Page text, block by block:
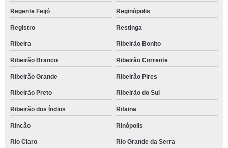
Regente Feijó Reginópolis
Registro Restinga
Ribeira Ribeirão Bonito
Ribeirão Branco Ribeirão Corrente
Ribeirão Grande Ribeirão Pires
Ribeirão Preto Ribeirão do Sul
Ribeirão dos Índios Rifaina
Rincão Rinópolis
Rio Claro Rio Grande da Serra